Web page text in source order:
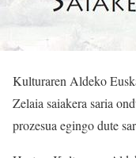
Kulturaren Aldeko
Zelaia saiakera saria
prozesua egingo dute